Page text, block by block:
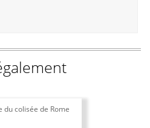
du colisée de Rome